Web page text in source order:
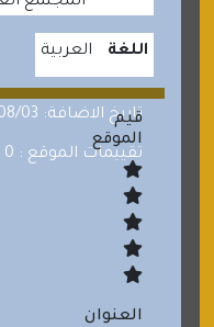
اللغة العربية
تاريخ الاضافة: 2020/08/03
تقييمات الموقع : 0
قيم
الموقع
العنوان